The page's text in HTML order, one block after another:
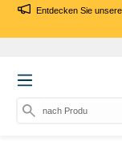
Entdecken Sie
nach Produkt, Ar